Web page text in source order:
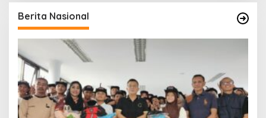
Berita Nasional